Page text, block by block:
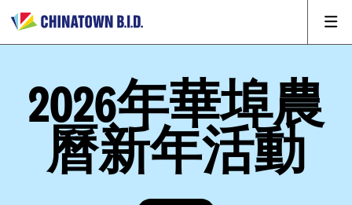
2026年華埠農
曆新年活動